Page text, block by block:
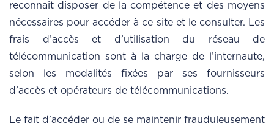
reconnait disposer de la compétence et des moyens
nécessaires pour accéder à ce site et le consulter. Les
frais d’accès et d’utilisation du réseau de
télécommunication sont à la charge de l’internaute,
selon les modalités fixées par ses fournisseurs
d’accès et opérateurs de télécommunications.
Le fait d’accéder ou de se maintenir frauduleusement